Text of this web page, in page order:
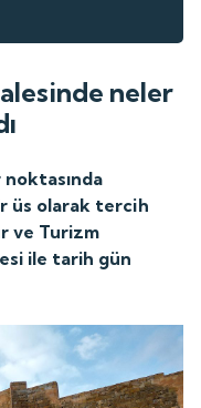
neler
üs olarak tercih
ve Turizm
ile tarih gün